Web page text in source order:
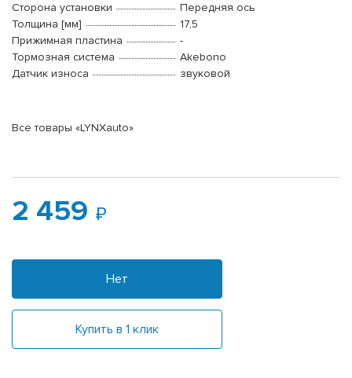
Сторона установки
Передняя ось
Толщина [мм]
17,5
Прижимная пластина
-
Тормозная система
Akebono
Датчик износа
звуковой
Все товары «LYNXauto»
2 459
Нет
Купить в 1 клик